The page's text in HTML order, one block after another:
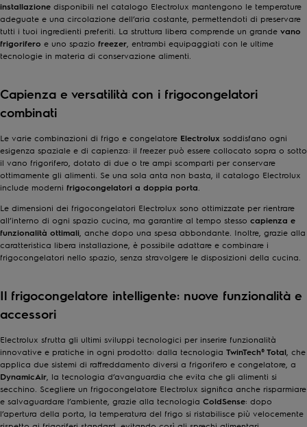
installazione disponibili nel catalogo Electrolux mantengono le temperature
adeguate e una circolazione dell’aria costante, permettendoti di preservare
tutti i tuoi ingredienti preferiti. La struttura libera comprende un grande vano
frigorifero e uno spazio freezer , entrambi equipaggiati con le ultime
tecnologie in materia di conservazione alimenti.
Capienza e versatilità con i frigocongelatori
combinati
Le varie combinazioni di frigo e congelatore Electrolux soddisfano ogni
esigenza spaziale e di capienza: il freezer può essere collocato sopra o sotto
il vano frigorifero, dotato di due o tre ampi scomparti per conservare
ottimamente gli alimenti. Se una sola anta non basta, il catalogo Electrolux
include moderni frigocongelatori a doppia porta
Le dimensioni dei frigocongelatori Electrolux sono ottimizzate per rientrare
all’interno di ogni spazio cucina, ma garantire al tempo stesso capienza e
funzionalità ottimali , anche dopo una spesa abbondante. Inoltre, grazie alla
caratteristica libera installazione, è possibile adattare e combinare i
frigocongelatori nello spazio, senza stravolgere le disposizioni della cucina
Il frigocongelatore intelligente: nuove funzionalità e
accessori
Electrolux sfrutta gli ultimi sviluppi tecnologici per inserire funzionalità
innovative e pratiche in ogni prodotto: dalla tecnologia TwinTech® Total , che
applica due sistemi di raffreddamento diversi a frigorifero e congelatore, a
DynamicAir , la tecnologia d’avanguardia che evita che gli alimenti si
secchino. Scegliere un frigocongelatore Electrolux significa anche risparmiare
e salvaguardare l’ambiente, grazie alla tecnologia ColdSense: dopo
l’apertura della porta, la temperatura del frigo si ristabilisce più velocemente